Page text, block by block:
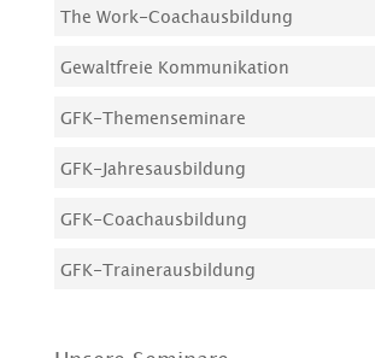
The Work-Coachausbildung
Gewaltfreie Kommunikation
GFK-Themenseminare
GFK-Jahresausbildung
GFK-Coachausbildung
GFK-Trainerausbildung